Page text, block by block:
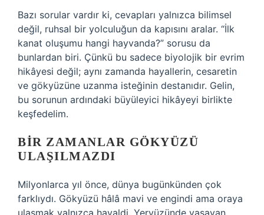
Bazı sorular vardır ki, cevapları yalnızca bilimsel
değil, ruhsal bir yolculuğun da kapısını aralar. “İlk
kanat oluşumu hangi hayvanda?” sorusu da
bunlardan biri. Çünkü bu sadece biyolojik bir evrim
hikâyesi değil; aynı zamanda hayallerin, cesaretin
ve gökyüzüne uzanma isteğinin destanıdır. Gelin,
bu sorunun ardındaki büyüleyici hikâyeyi birlikte
keşfedelim.
BIR ZAMANLAR GÖKYÜZÜ
ULAŞILMAZDI
Milyonlarca yıl önce, dünya bugünkünden çok
farklıydı. Gökyüzü hâlâ mavi ve engindi ama oraya
ulaşmak yalnızca hayaldi. Yeryüzünde yaşayan